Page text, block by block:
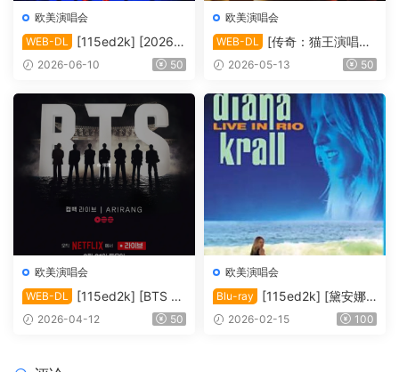
欧美演唱会
WEB-DL
[115ed2k] [2026-
凯莉·米洛：Tension巡回演唱
P5.1.H264][MKV/4.80 GiB]
2026-06-10 50
欧美演唱会
WEB-DL
[传奇：猫王演唱会
EPiC.Elvis.Presley.in.Concer
DL.DDP5.1.H.265][MKV/10.
44 GiB]
2026-05-13 50
欧美演唱会
WEB-DL
[115ed2k] [BTS Th
e Comeback 演唱会：Ariran
软字幕][1080P][MKV/9.91 G
2026-04-12 50
欧美演唱会
Blu-ray
[115ed2k] [黛安娜·
克瑞儿里约演唱会 Diana Kral
2026-02-15 100